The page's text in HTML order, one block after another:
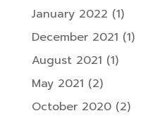
January 2022 (1)
December 2021 (1)
August 2021 (1)
May 2021 (2)
October 2020(2)